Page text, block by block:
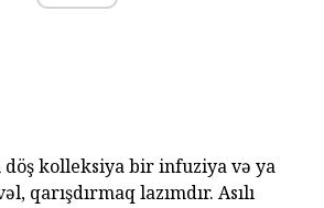
döş kolleksiya bir infuziya və ya
qarışdırmaq lazımdır. Asılı